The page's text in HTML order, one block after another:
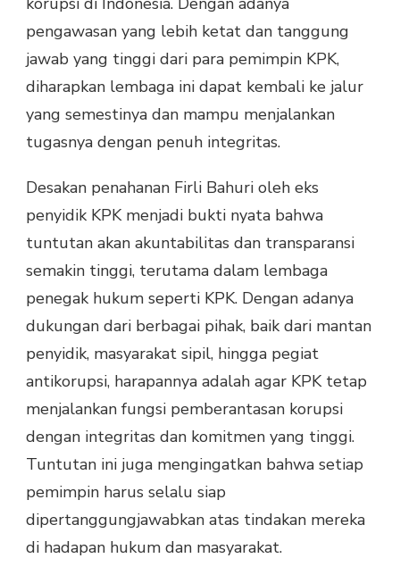
pengawasan yang lebih ketat dan tanggung
jawab yang tinggi dari para pemimpin KPK,
diharapkan lembaga ini dapat kembali ke jalur
yang semestinya dan mampu menjalankan
tugasnya dengan penuh integritas.
Desakan penahanan Firli Bahuri oleh eks
penyidik KPK menjadi bukti nyata bahwa
tuntutan akan akuntabilitas dan transparansi
semakin tinggi, terutama dalam lembaga
penegak hukum seperti KPK. Dengan adanya
dukungan dari berbagai pihak, baik dari mantan
penyidik, masyarakat sipil, hingga pegiat
antikorupsi, harapannya adalah agar KPK tetap
menjalankan fungsi pemberantasan korupsi
dengan integritas dan komitmen yang tinggi.
Tuntutan ini juga mengingatkan bahwa setiap
pemimpin harus selalu siap
dipertanggungjawabkan atas tindakan mereka
di hadapan hukum dan masyarakat.